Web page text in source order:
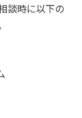
談時に以下の